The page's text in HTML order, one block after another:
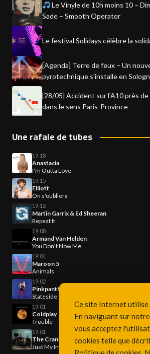
Le Vinyle de 10h moins 10 –
Sade – Smooth Operator
Le festival Solidays célèbre la
[Agenda] Terre de feux – Un
pyrotechnique s'installe en
[28/05] Accident sur l'A10 près
dans le sens Paris-Province
Une rafale de tubes
19:18
Anastacia
I'm Outta Love
19:15
Elliott
On s'oubliera
19:12
Martin Garrix & Ed Sheeran
Repeat It
19:08
Armand Van Helden
You Don't Now Me
19:04
Maroon 5
Animals
19:02
Pinkpantheress & Zara Larsson
Stateside
19:01
Coldplay
Trouble
19:01
The Cranberries
Just My Imagination
Ce site Internet utilise
En naviguant sur
vous acceptez
cookies telle que